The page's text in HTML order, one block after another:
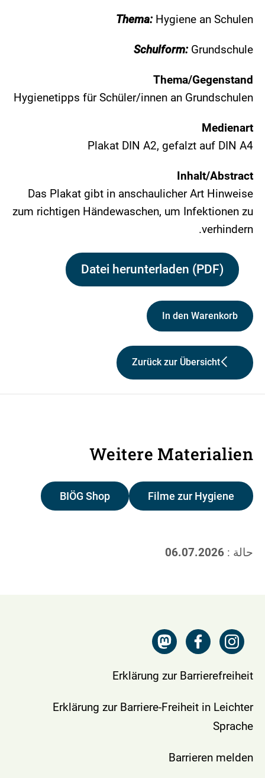
Thema: Hygiene an Schulen
Schulform: Grundschule
Thema/Gegenstand
Hygienetipps für Schüler/innen an Grundschulen
Medienart
Plakat DIN A2, gefalzt auf DIN A4
Inhalt/Abstract
Das Plakat gibt in anschaulicher Art Hinweise
zum richtigen Händewaschen, um Infektionen zu
verhindern.
Datei herunterladen (PDF)
In den Warenkorb
Zurück zur Übersicht
Weitere Materialien
Filme zur Hygiene
BIÖG Shop
حالة : 06.07.2026
Erklärung zur Barrierefreiheit
Erklärung zur Barriere-Freiheit in Leichter
Sprache
Barrieren melden